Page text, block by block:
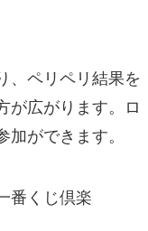
、ペリペリ結果を
が広がります。ロ
ができます。
番くじ倶楽